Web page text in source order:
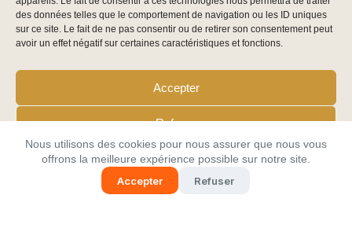
des données telles que le comportement de navigation ou les ID uniques
sur ce site. Le fait de ne pas consentir ou de retirer son consentement peut
avoir un effet négatif sur certaines caractéristiques et fonctions.
Accepter
Refuser
Voir les préférences
Politique de cookies
Nous utilisons des cookies pour nous assurer que nous vous
offrons la meilleure expérience possible sur notre site.
Accepter
Refuser
Assurance emprunteur
Assurance crédit
À propos
À propos de nous
Contact
Tous les articles
Mentions légales